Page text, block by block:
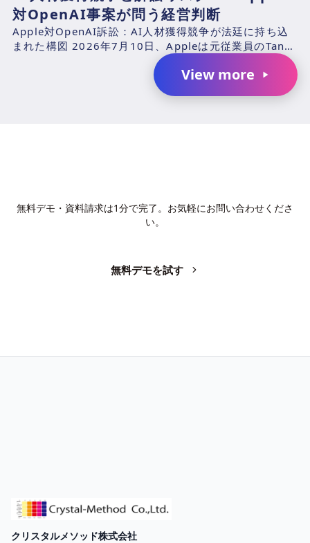
対OpenAI事案が問う経営判断
Apple対OpenAI訴訟：AI人材獲得競争が法廷に持ち込
まれた構図 2026年7月10日、Appleは元従業員のTang
View more
無料デモ・資料請求は1分で完了。お気軽にお問い合わせくださ
い。
無料デモを試す
クリスタルメソッド株式会社